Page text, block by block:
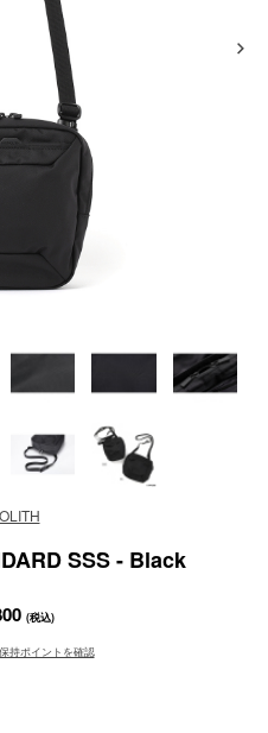
SSS - Black
(税込)
保持ポイントを確認